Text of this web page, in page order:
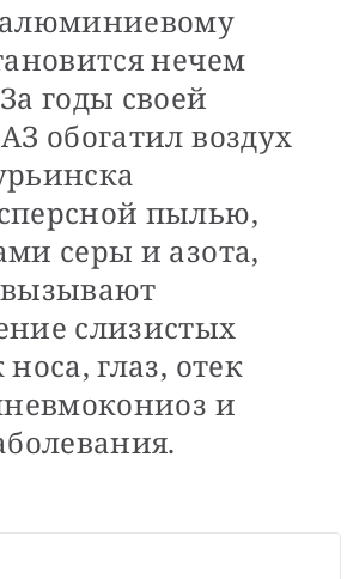
нечем
годы своей
обогатил воздух
пылью,
серы и азота,
слизистых
глаз, отек
и